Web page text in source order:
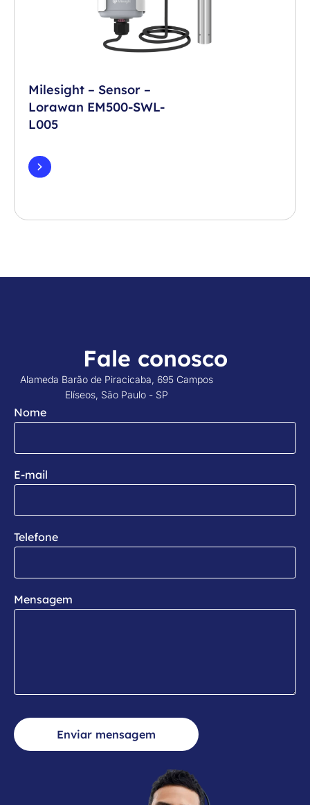
Milesight – Sensor –
Lorawan EM500-SWL-
L005
Fale conosco
Alameda Barão de Piracicaba, 695 Campos
Elíseos, São Paulo - SP
Nome
E-mail
Telefone
Mensagem
Enviar mensagem